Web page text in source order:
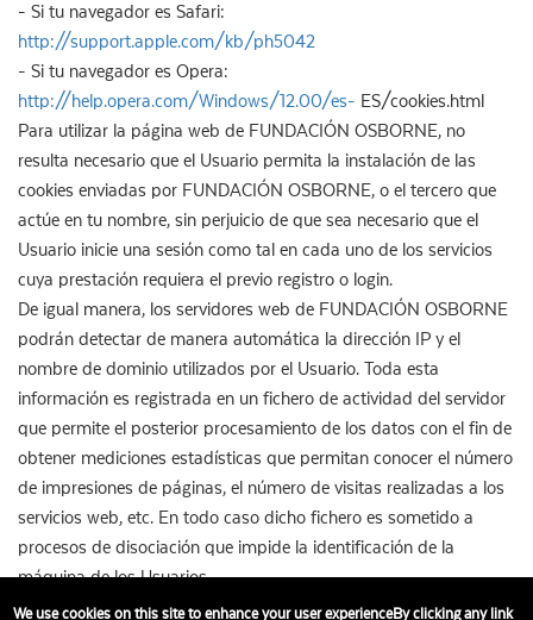
- Si tu navegador es Safari:
http://support.apple.com/kb/ph5042
- Si tu navegador es Opera:
http://help.opera.com/Windows/12.00/es- ES/cookies.html
Para utilizar la página web de FUNDACIÓN OSBORNE, no
resulta necesario que el Usuario permita la instalación de las
cookies enviadas por FUNDACIÓN OSBORNE, o el tercero que
actúe en tu nombre, sin perjuicio de que sea necesario que el
Usuario inicie una sesión como tal en cada uno de los servicios
cuya prestación requiera el previo registro o login.
De igual manera, los servidores web de FUNDACIÓN OSBORNE
podrán detectar de manera automática la dirección IP y el
nombre de dominio utilizados por el Usuario. Toda esta
información es registrada en un fichero de actividad del servidor
que permite el posterior procesamiento de los datos con el fin de
obtener mediciones estadísticas que permitan conocer el número
de impresiones de páginas, el número de visitas realizadas a los
servicios web, etc. En todo caso dicho fichero es sometido a
procesos de disociación que impide la identificación de la
máquina de los Usuarios.
We use cookies on this site to enhance your user experienceBy clicking any link